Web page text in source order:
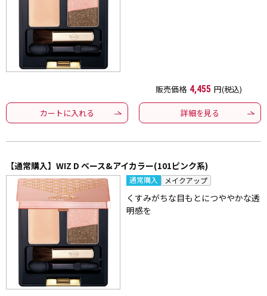
販売価格 4,455 円(税込)
カートに入れる 詳細を見る
【通常購入】WIZ D ベース&アイカラー(101ピンク系)
通常購入 メイクアップ
くすみがちな目もとにつややかな透
明感を